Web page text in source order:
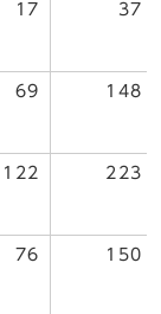
17 37
69 148
122 223
76 150